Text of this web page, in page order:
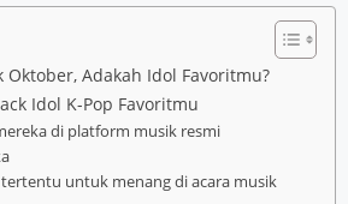
Oktober, Adakah Idol Favoritmu?
Idol K-Pop Favoritmu
di platform musik resmi
untuk menang di acara musik